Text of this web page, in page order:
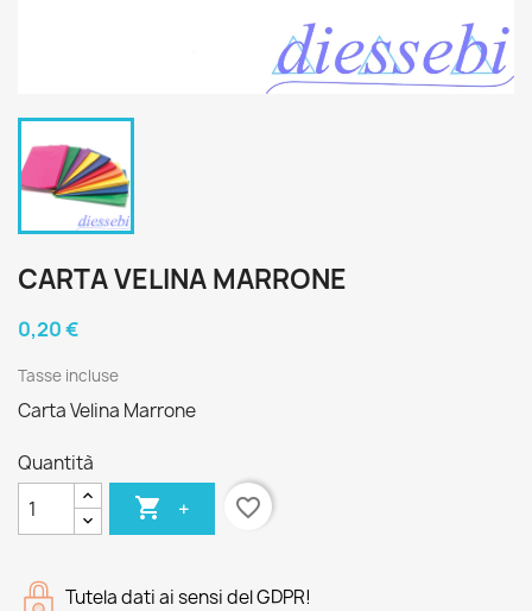
CARTA VELINA MARRONE
0,20 €
Tasse incluse
Carta Velina Marrone
Quantità
 + favorite_border
Tutela dati ai sensi del GDPR!